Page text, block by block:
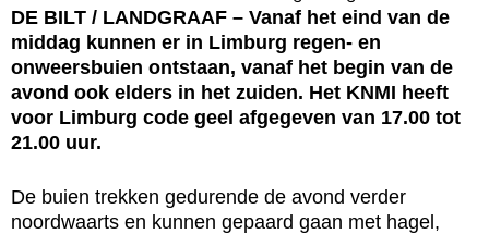
DE BILT / LANDGRAAF – Vanaf het eind van de
middag kunnen er in Limburg regen- en
onweersbuien ontstaan, vanaf het begin van de
avond ook elders in het zuiden. Het KNMI heeft
voor Limburg code geel afgegeven van 17.00 tot
21.00 uur.
De buien trekken gedurende de avond verder
noordwaarts en kunnen gepaard gaan met hagel,